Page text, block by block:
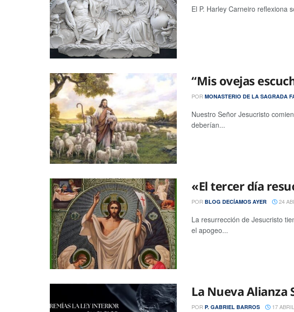
El P. Harley Carneiro reflexiona
“Mis ovejas
POR MONASTERIO DE LA SAGRADA
Nuestro Señor Jesucristo
deberían...
«El tercer día
POR BLOG DECÍAMOS AYER 24
La resurrección de Jesucristo
el apogeo...
La Nueva Alianza
POR P. GABRIEL BARROS 17